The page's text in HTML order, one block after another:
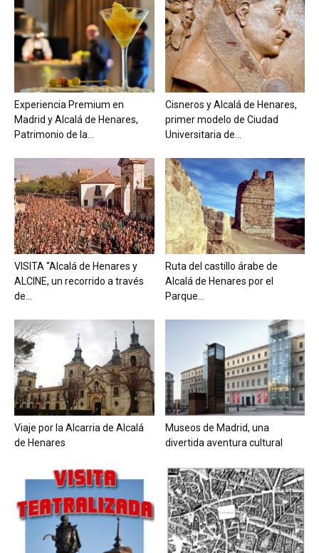
Experiencia Premium en
Madrid y Alcalá de Henares,
Patrimonio de la...
Cisneros y Alcalá de Henares,
primer modelo de Ciudad
Universitaria de...
VISITA “Alcalá de Henares y
ALCINE, un recorrido a través
de...
Ruta del castillo árabe de
Alcalá de Henares por el
Parque...
Viaje por la Alcarria de Alcalá
de Henares
Museos de Madrid, una
divertida aventura cultural